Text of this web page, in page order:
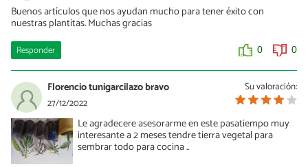
Buenos artículos que nos ayudan mucho para tener éxito con
nuestras plantitas. Muchas gracias
Responder 0 0
Su valoración:
Florencio tunigarcilazo bravo
27/12/2022
Le agradecere asesorarme en este pasatiempo muy
interesante a 2 meses tendre tierra vegetal para
sembrar todo para cocina ..